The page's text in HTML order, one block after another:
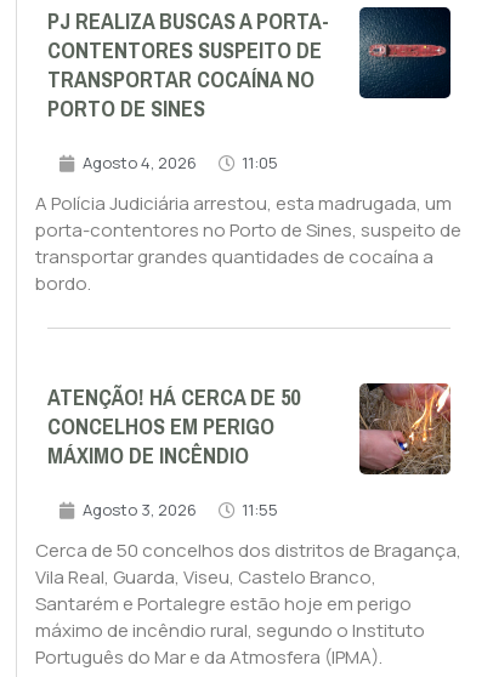
PJ REALIZA BUSCAS A PORTA-
CONTENTORES SUSPEITO DE
TRANSPORTAR COCAÍNA NO
PORTO DE SINES
Agosto 4, 2026 11:05
A Polícia Judiciária arrestou, esta madrugada, um
porta-contentores no Porto de Sines, suspeito de
transportar grandes quantidades de cocaína a
bordo.
ATENÇÃO! HÁ CERCA DE 50
CONCELHOS EM PERIGO
MÁXIMO DE INCÊNDIO
Agosto 3, 2026 11:55
Cerca de 50 concelhos dos distritos de Bragança,
Vila Real, Guarda, Viseu, Castelo Branco,
Santarém e Portalegre estão hoje em perigo
máximo de incêndio rural, segundo o Instituto
Português do Mar e da Atmosfera (IPMA).